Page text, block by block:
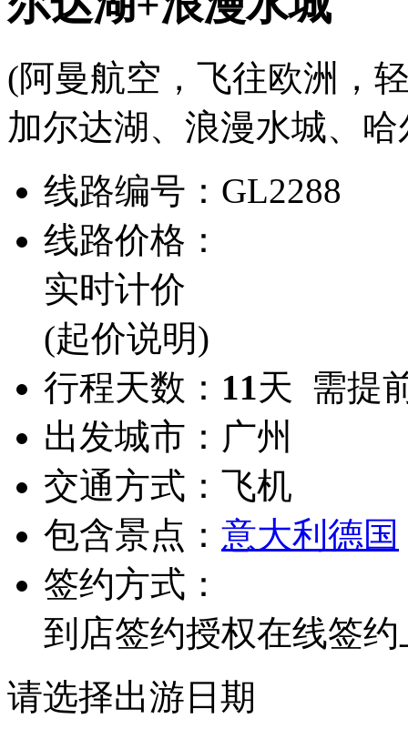
(阿曼航空，飞往欧洲，
加尔达湖、浪漫水城、
线路编号： GL2288
线路价格：
实时计价
(起价说明)
行程天数： 11天 需提
出发城市： 广州
交通方式： 飞机
包含景点： 意大利 德国
签约方式：
到店签约授权在线签约
请选择出游日期